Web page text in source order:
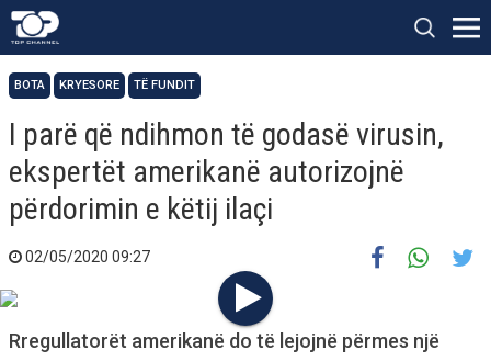
BOTA KRYESORE TË FUNDIT
I parë që ndihmon të godasë virusin,
ekspertët amerikanë autorizojnë
përdorimin e këtij ilaçi
02/05/2020 09:27
Rregullatorët amerikanë do të lejojnë përmes një